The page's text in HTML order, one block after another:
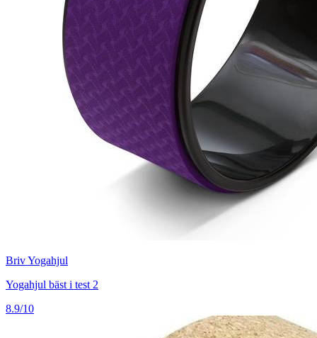
Briv Yogahjul
Yogahjul bäst i test 2
8.9/10